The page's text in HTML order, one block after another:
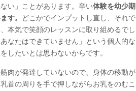
い」ことがあります。辛い体験を幼少期
す。
どこかでインプットし直し、それで
本気で笑顔のレッスンに取り組めるでし
なたはできていません」という個人的な
したいとは思わないからです。
肉が発達していないので、身体の移動が
首の周りを手で押しながらお乳をのむこ